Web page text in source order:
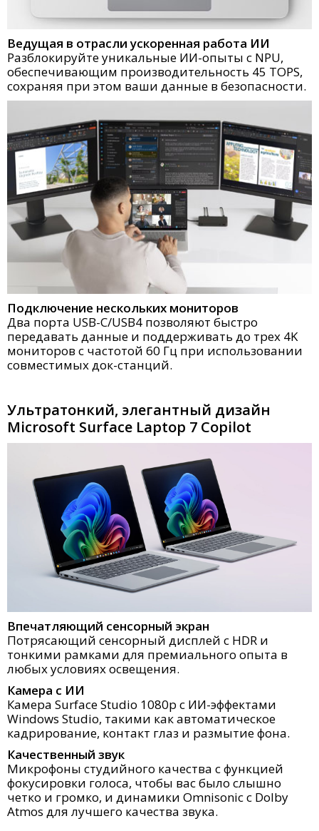
Ведущая в отрасли ускоренная работа ИИ
Разблокируйте уникальные ИИ-опыты с NPU,
обеспечивающим производительность 45 TOPS,
сохраняя при этом ваши данные в безопасности.
Подключение нескольких мониторов
Два порта USB-C/USB4 позволяют быстро
передавать данные и поддерживать до трех 4K
мониторов с частотой 60 Гц при использовании
совместимых док-станций.
Ультратонкий, элегантный дизайн
Microsoft Surface Laptop 7 Copilot
Впечатляющий сенсорный экран
Потрясающий сенсорный дисплей с HDR и
тонкими рамками для премиального опыта в
любых условиях освещения.
Камера с ИИ
Камера Surface Studio 1080p с ИИ-эффектами
Windows Studio, такими как автоматическое
кадрирование, контакт глаз и размытие фона.
Качественный звук
Микрофоны студийного качества с функцией
фокусировки голоса, чтобы вас было слышно
четко и громко, и динамики Omnisonic с Dolby
Atmos для лучшего качества звука.